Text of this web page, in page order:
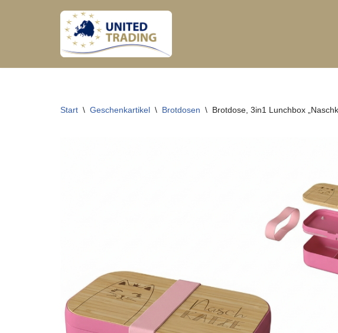
Start \ Geschenkartikel \ Brotdosen \ Brotdose, 3in1 Lunchbox